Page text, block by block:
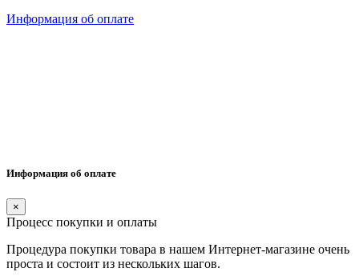
Информация об оплате
Информация об оплате
×
Процесс покупки и оплаты
Процедура покупки товара в нашем Интернет-магазине очень
проста и состоит из нескольких шагов.